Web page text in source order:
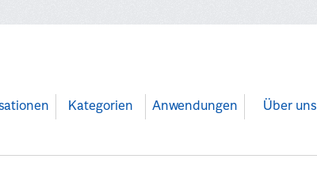
Kategorien Anwendungen Über uns